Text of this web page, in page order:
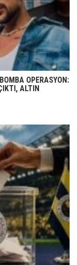
OPERASYON:
ALTIN